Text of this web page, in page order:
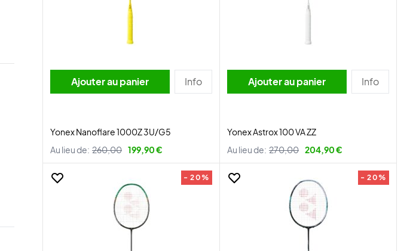
Ajouter au panier Info
Yonex Nanoflare 1000Z 3U/G5
Au lieu de: 260,00 199,90 €
Ajouter au panier Info
Yonex Astrox 100 VA ZZ
Au lieu de: 270,00 204,90 €
- 20% - 20%